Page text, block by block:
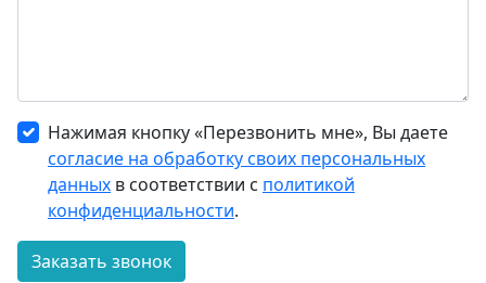
Нажимая кнопку «Перезвонить мне», Вы даете
согласие на обработку своих персональных
данных в соответствии с политикой
конфиденциальности.
Заказать звонок